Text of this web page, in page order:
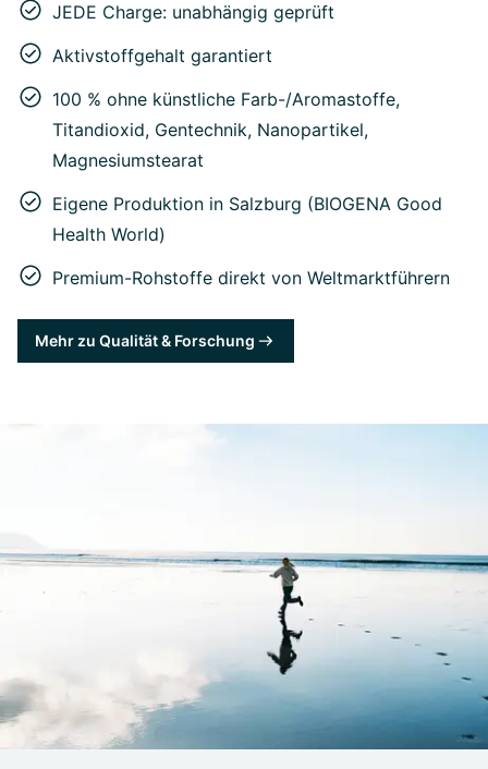
JEDE Charge: unabhängig geprüft
Aktivstoffgehalt garantiert
100 % ohne künstliche Farb-/Aromastoffe,
Titandioxid, Gentechnik, Nanopartikel,
Magnesiumstearat
Eigene Produktion in Salzburg (BIOGENA Good
Health World)
Premium-Rohstoffe direkt von Weltmarktführern
Mehr zu Qualität & Forschung